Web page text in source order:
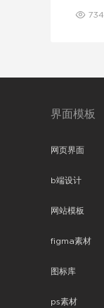
734
界面模板
网页界面
b端设计
网站模板
figma素材
图标库
ps素材